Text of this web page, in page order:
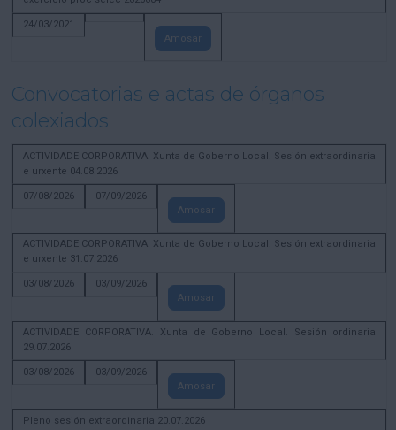
24/03/2021
Amosar
Convocatorias e actas de órganos
colexiados
ACTIVIDADE CORPORATIVA. Xunta de Goberno Local. Sesión extraordinaria
e urxente 04.08.2026
07/08/2026
07/09/2026
Amosar
ACTIVIDADE CORPORATIVA. Xunta de Goberno Local. Sesión extraordinaria
e urxente 31.07.2026
03/08/2026
03/09/2026
Amosar
ACTIVIDADE CORPORATIVA. Xunta de Goberno Local. Sesión ordinaria
29.07.2026
03/08/2026
03/09/2026
Amosar
Pleno sesión extraordinaria 20.07.2026